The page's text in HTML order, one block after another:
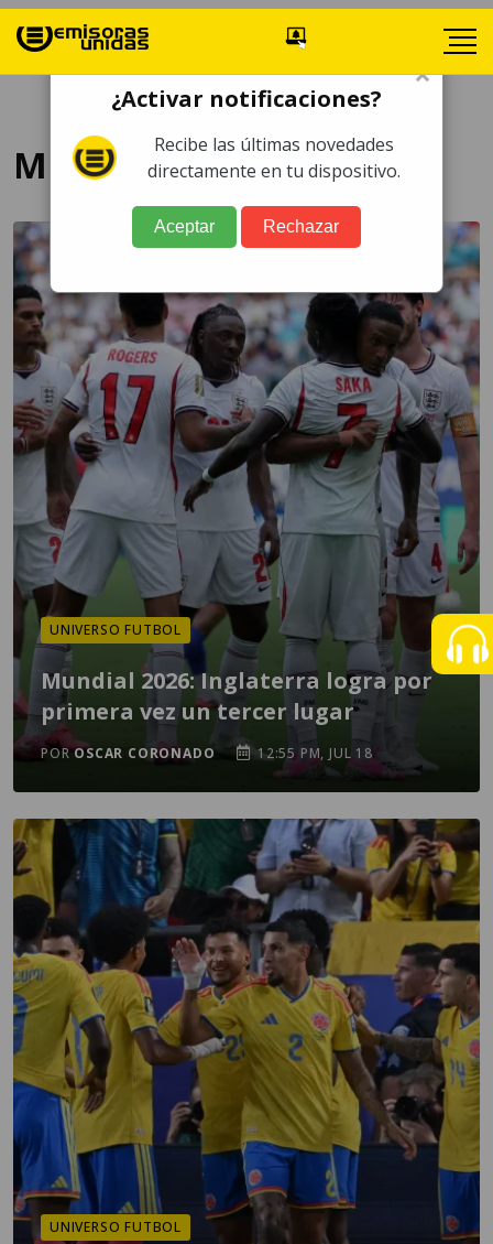
Minuto a Minuto
UNIVERSO FUTBOL
Mundial 2026: Inglaterra logra por
primera vez un tercer lugar
POROSCAR CORONADO 12:55 PM, JUL 18
UNIVERSO FUTBOL
×
¿Activar notificaciones?
Recibe las últimas novedades
directamente en tu dispositivo.
Aceptar Rechazar